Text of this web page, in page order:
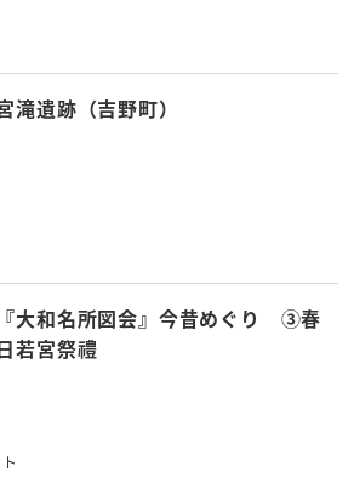
滝遺跡（吉野町）
『大和名所図会』今昔めぐり ③春
若宮祭禮